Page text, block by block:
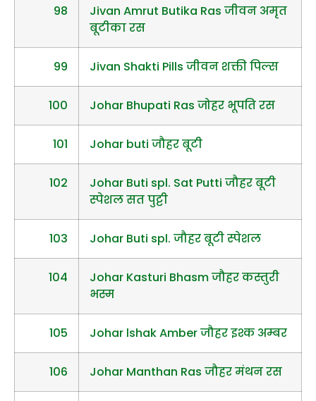
98
Jivan Amrut Butika Ras जीवन अमृत
बूटीका रस
99 Jivan Shakti Pills जीवन शक्ती पिल्स
100 Johar Bhupati Ras जोहर भूपति रस
101 Johar buti जौहर बूटी
102
Johar Buti spl. Sat Putti जौहर बूटी
स्पेशल सत पुट्टी
103 Johar Buti spl. जौहर बूटी स्पेशल
104
Johar Kasturi Bhasm जौहर कस्तुरी
भस्म
105 Johar lshak Amber जौहर इश्क अम्बर
106 Johar Manthan Ras जौहर मंथन रस